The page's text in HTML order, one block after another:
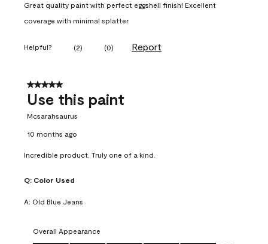
Great quality paint with perfect eggshell finish! Excellent
coverage with minimal splatter.
Helpful? (2) (0) Report
5 out of 5 stars.
Use this paint
Mcsarahsaurus
10 months ago
Incredible product. Truly one of a kind.
Q: Color Used
A: Old Blue Jeans
Overall Appearance